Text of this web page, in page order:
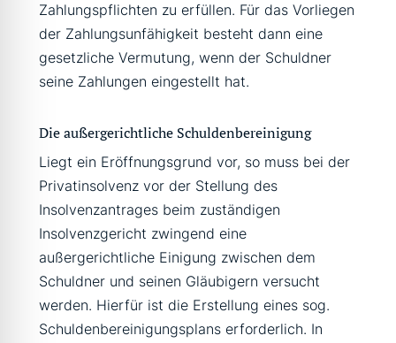
Zahlungspflichten zu erfüllen. Für das Vorliegen
der Zahlungsunfähigkeit besteht dann eine
gesetzliche Vermutung, wenn der Schuldner
seine Zahlungen eingestellt hat.
Die außergerichtliche Schuldenbereinigung
Liegt ein Eröffnungsgrund vor, so muss bei der
Privatinsolvenz vor der Stellung des
Insolvenzantrages beim zuständigen
Insolvenzgericht zwingend eine
außergerichtliche Einigung zwischen dem
Schuldner und seinen Gläubigern versucht
werden. Hierfür ist die Erstellung eines sog.
Schuldenbereinigungsplans erforderlich. In